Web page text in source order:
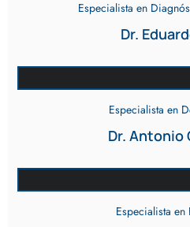
Especialista en
Dr.
Especialista en
Dr. Antonio
Especialista